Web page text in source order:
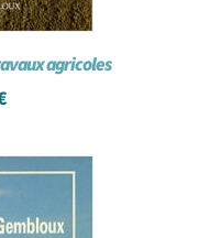
agricoles